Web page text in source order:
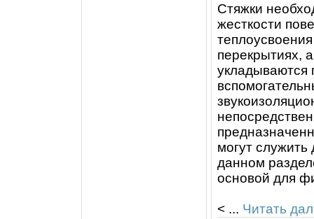
Стяжки
жесткости
перекрытиях,
укладываются
могут
данном
основой для
< ... Читать